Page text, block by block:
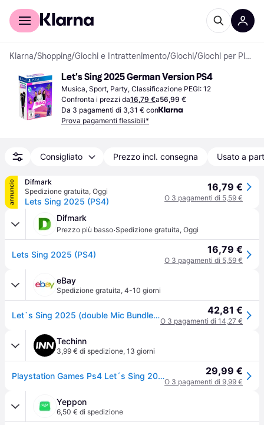
Per il tuo shopping
Klarna/Shopping/Giochi e Intrattenimento/Giochi/ Giochi per PlayStation 4
Let's Sing 2025 German Version PS4
Musica, Sport, Party, Classificazione PEGI: 12
Confronta i prezzi da16,79 €a56,99 €
Da 3 pagamenti di 3,31 € con
Prova pagamenti flessibili*
Consigliato Prezzo incl. consegna Usato a
annuncio
Difmark
Spedizione gratuita, Oggi
Lets Sing 2025 (PS4)
16,79 €
O 3 pagamenti di 5,59 €
Difmark
Prezzo più basso·Spedizione gratuita, Oggi
Lets Sing 2025 (PS4) 16,79 €
O 3 pagamenti di 5,59 €
eBay
Spedizione gratuita, 4-10 giorni
Let`s Sing 2025 (double Mic Bundle), Let's Sing 2025 Intern (sony Playstation 4) 42,81 €
O 3 pagamenti di 14,27 €
Techinn
3,99 € di spedizione, 13 giorni
Playstation Games Ps4 Let´s Sing 2025 (double Mic Bundle) Multicolor PAL 29,99 €
O 3 pagamenti di 9,99 €
Yeppon
6,50 € di spedizione